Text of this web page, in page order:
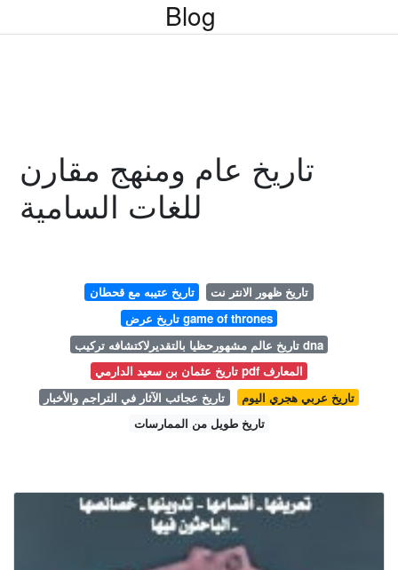
Blog
تاريخ عام ومنهج مقارن
للغات السامية
تاريخ عتيبه مع قحطان
تاريخ ظهور الانتر نت
تاريخ عرض game of thrones
تاريخ عالم مشهورحظيا بالتقديرلاكتشافه تركيب dna
تاريخ عثمان بن سعيد الدارمي pdf المعارف
تاريخ عجائب الآثار في التراجم والأخبار
تاريخ عربي هجري اليوم
تاريخ طويل من الممارسات